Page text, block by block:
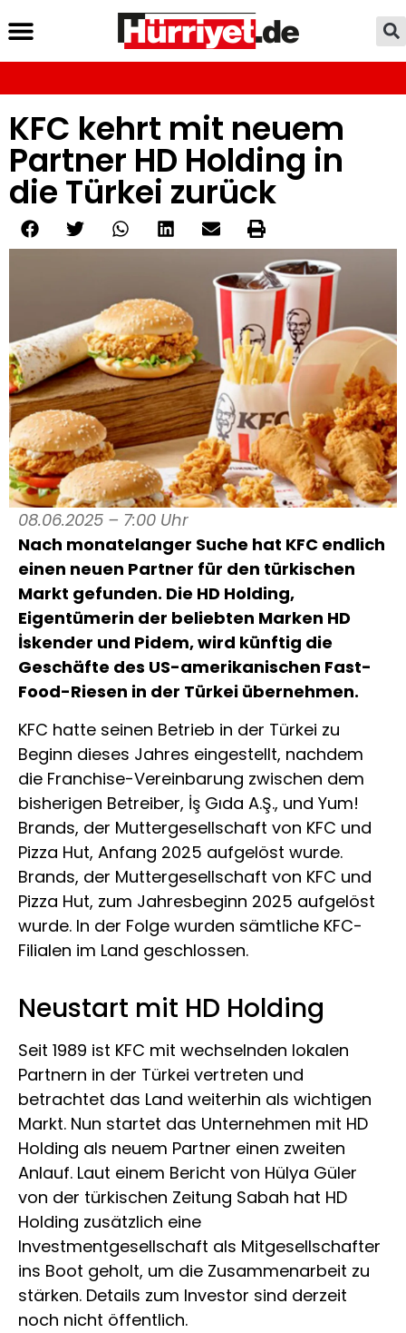
KFC kehrt mit neuem
Partner HD Holding in
die Türkei zurück
08.06.2025 – 7:00 Uhr
Nach monatelanger Suche hat KFC endlich
einen neuen Partner für den türkischen
Markt gefunden. Die HD Holding,
Eigentümerin der beliebten Marken HD
İskender und Pidem, wird künftig die
Geschäfte des US-amerikanischen Fast-
Food-Riesen in der Türkei übernehmen.
KFC hatte seinen Betrieb in der Türkei zu
Beginn dieses Jahres eingestellt, nachdem
die Franchise-Vereinbarung zwischen dem
bisherigen Betreiber, İş Gıda A.Ş., und Yum!
Brands, der Muttergesellschaft von KFC und
Pizza Hut, Anfang 2025 aufgelöst wurde.
Brands, der Muttergesellschaft von KFC und
Pizza Hut, zum Jahresbeginn 2025 aufgelöst
wurde. In der Folge wurden sämtliche KFC-
Filialen im Land geschlossen.
Neustart mit HD Holding
Seit 1989 ist KFC mit wechselnden lokalen
Partnern in der Türkei vertreten und
betrachtet das Land weiterhin als wichtigen
Markt. Nun startet das Unternehmen mit HD
Holding als neuem Partner einen zweiten
Anlauf. Laut einem Bericht von Hülya Güler
von der türkischen Zeitung Sabah hat HD
Holding zusätzlich eine
Investmentgesellschaft als Mitgesellschafter
ins Boot geholt, um die Zusammenarbeit zu
stärken. Details zum Investor sind derzeit
noch nicht öffentlich.